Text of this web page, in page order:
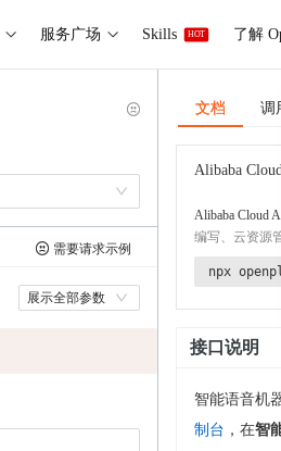
服务广场 Skills HOT 了解
需要请求示例
展示全部参数
文档 调
Alibaba
Alibaba Cloud
编写、云资源
npx
接口说明
智能语音机
制台 ，在智